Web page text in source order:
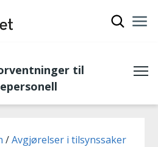
til
Avgjørelser i tilsynssaker